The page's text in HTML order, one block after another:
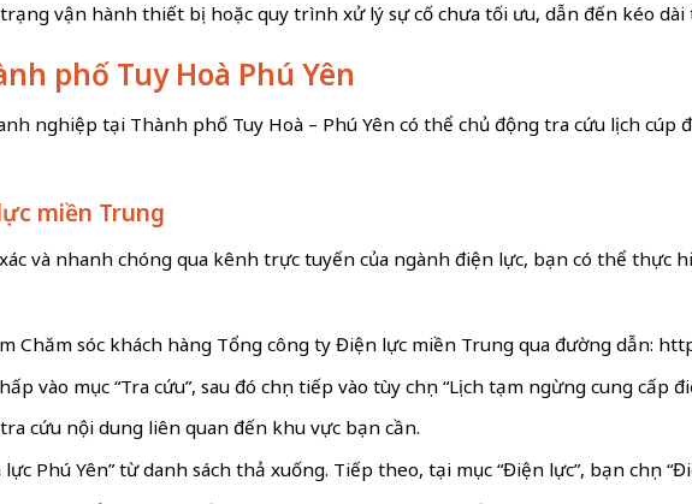
vận hành thiết bị hoặc quy trình xử lý sự cố chưa tối ưu, dẫn đến kéo dài
phố Tuy Hoà Phú Yên
nghiệp tại Thành phố Tuy Hoà – Phú Yên có thể chủ động tra cứu lịch cúp
miền Trung
và nhanh chóng qua kênh trực tuyến của ngành điện lực, bạn có thể thực
Chăm sóc khách hàng Tổng công ty Điện lực miền Trung qua đường dẫn:
mục “Tra cứu”, sau đó chọn tiếp vào tùy chọn “Lịch tạm ngừng cung cấp
cứu nội dung liên quan đến khu vực bạn cần.
lực Phú Yên” từ danh sách thả xuống. Tiếp theo, tại mục “Điện lực”, bạn chọn